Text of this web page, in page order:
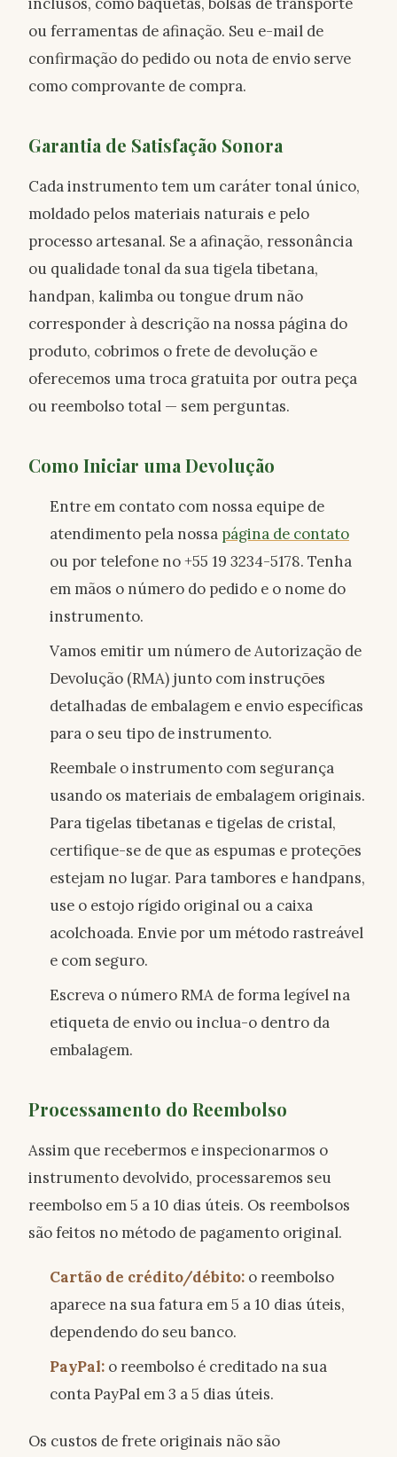
ou ferramentas de afinação. Seu e-mail de
confirmação do pedido ou nota de envio serve
como comprovante de compra.
Garantia de Satisfação Sonora
Cada instrumento tem um caráter tonal único,
moldado pelos materiais naturais e pelo
processo artesanal. Se a afinação, ressonância
ou qualidade tonal da sua tigela tibetana,
handpan, kalimba ou tongue drum não
corresponder à descrição na nossa página do
produto, cobrimos o frete de devolução e
oferecemos uma troca gratuita por outra peça
ou reembolso total — sem perguntas.
Como Iniciar uma Devolução
Entre em contato com nossa equipe de
atendimento pela nossa página de contato
ou por telefone no +55 19 3234-5178. Tenha
em mãos o número do pedido e o nome do
instrumento.
Vamos emitir um número de Autorização de
Devolução (RMA) junto com instruções
detalhadas de embalagem e envio específicas
para o seu tipo de instrumento.
Reembale o instrumento com segurança
usando os materiais de embalagem originais.
Para tigelas tibetanas e tigelas de cristal,
certifique-se de que as espumas e proteções
estejam no lugar. Para tambores e handpans,
use o estojo rígido original ou a caixa
acolchoada. Envie por um método rastreável
e com seguro.
Escreva o número RMA de forma legível na
etiqueta de envio ou inclua-o dentro da
embalagem.
Processamento do Reembolso
Assim que recebermos e inspecionarmos o
instrumento devolvido, processaremos seu
reembolso em 5 a 10 dias úteis. Os reembolsos
são feitos no método de pagamento original.
Cartão de crédito/débito: o reembolso
aparece na sua fatura em 5 a 10 dias úteis,
dependendo do seu banco.
PayPal: o reembolso é creditado na sua
conta PayPal em 3 a 5 dias úteis.
Os custos de frete originais não são